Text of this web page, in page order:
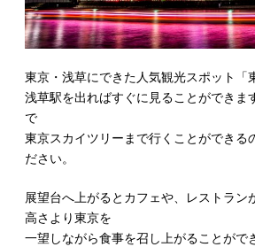
東京・浅草にできた人気観光スポット「
浅草駅を出ればすぐに見ることができま
で
東京スカイツリーまで行くことができる
ださい。
展望台へ上がるとカフェや、レストラン
高さより東京を
一望しながら食事を召し上がることがで